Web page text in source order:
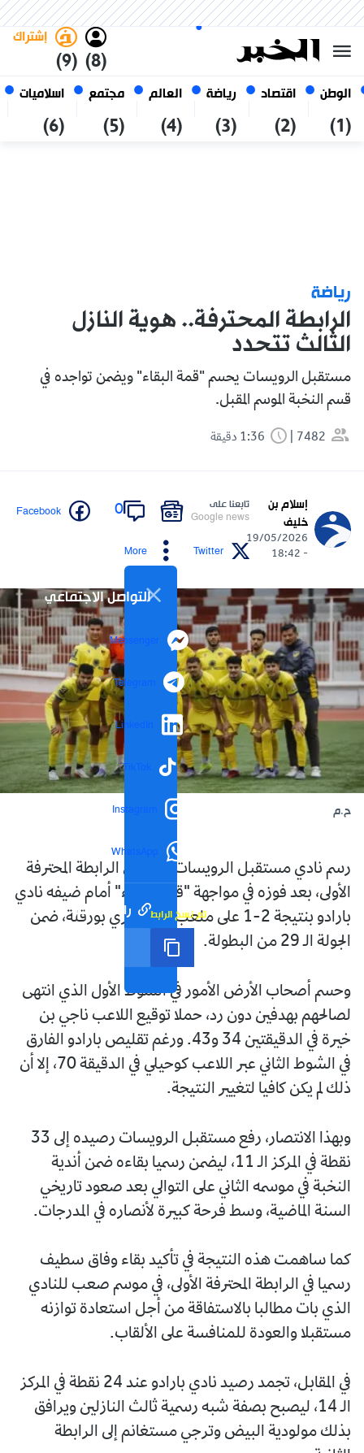
الوطن
(1)
اقتصاد
(2)
رياضة
(3)
العالم
(4)
مجتمع
(5)
اسلاميات
(6)
(8)
إشتراك
(9)
07 أغسطس 2026
الجزائر
رياضة
الرابطة المحترفة.. هوية النازل
الثالث تتحدد
مستقبل الرويسات يحسم "قمة البقاء" ويضمن تواجده في
قسم النخبة الموسم المقبل.
7482
إسلام بن
خليف
19/05/2026
- 18:42
تابعنا على
Google news
0
Facebook
Twitter
More
التواصل الاجتماعي
Messenger
Telegram
LinkedIn
TikTok
Instagram
WhatsApp
رابط مختصر تم نسخ الرابط
ح.م
رسم نادي مستقبل الرويسات بقاءه في الرابطة المحترفة
الأولى، بعد فوزه في مواجهة "قمة البقاء" أمام ضيفه نادي
بارادو بنتيجة 2-1 على ملعب 18 فيفري بورقلة، ضمن
الجولة الـ 29 من البطولة.
وحسم أصحاب الأرض الأمور في الشوط الأول الذي انتهى
لصالحهم بهدفين دون رد، حملا توقيع اللاعب ناجي بن
خيرة في الدقيقتين 34 و43. ورغم تقليص بارادو الفارق
في الشوط الثاني عبر اللاعب كوحيلي في الدقيقة 70، إلا أن
ذلك لم يكن كافيا لتغيير النتيجة.
وبهذا الانتصار، رفع مستقبل الرويسات رصيده إلى 33
نقطة في المركز الـ 11، ليضمن رسميا بقاءه ضمن أندية
النخبة في موسمه الثاني على التوالي بعد صعود تاريخي
السنة الماضية، وسط فرحة كبيرة لأنصاره في المدرجات.
كما ساهمت هذه النتيجة في تأكيد بقاء وفاق سطيف
رسميا في الرابطة المحترفة الأولى، في موسم صعب للنادي
الذي بات مطالبا بالاستفاقة من أجل استعادة توازنه
مستقبلا والعودة للمنافسة على الألقاب.
في المقابل، تجمد رصيد نادي بارادو عند 24 نقطة في المركز
الـ 14، ليصبح بصفة شبه رسمية ثالث النازلين ويرافق
بذلك مولودية البيض وترجي مستغانم إلى الرابطة